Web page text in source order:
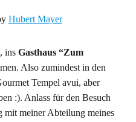
Hubert Mayer
ins Gasthaus “Zum
Also zumindest in den
Tempel avui, aber
:). Anlass für den Besuch
meiner Abteilung meines